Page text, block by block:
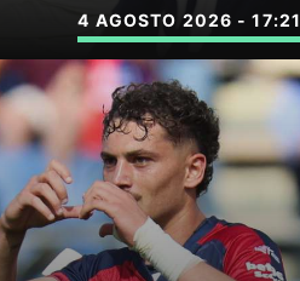
4 AGOSTO 2026 - 17:21